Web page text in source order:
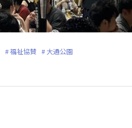
福祉協賛 大通公園